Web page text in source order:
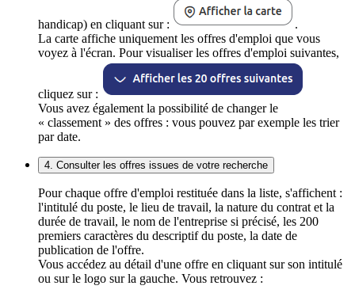
handicap) en cliquant sur :
.
La carte affiche uniquement les offres d'emploi que vous
voyez à l'écran. Pour visualiser les offres d'emploi suivantes,
cliquez sur :
Vous avez également la possibilité de changer le
« classement » des offres : vous pouvez par exemple les trier
par date.
4. Consulter les offres issues de votre recherche
Pour chaque offre d'emploi restituée dans la liste, s'affichent :
l'intitulé du poste, le lieu de travail, la nature du contrat et la
durée de travail, le nom de l'entreprise si précisé, les 200
premiers caractères du descriptif du poste, la date de
publication de l'offre.
Vous accédez au détail d'une offre en cliquant sur son intitulé
ou sur le logo sur la gauche. Vous retrouvez :